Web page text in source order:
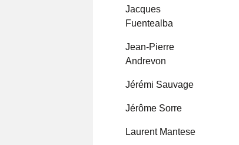
Jacques
Fuentealba
Jean-Pierre
Andrevon
Jérémi Sauvage
Jérôme Sorre
Laurent Mantese